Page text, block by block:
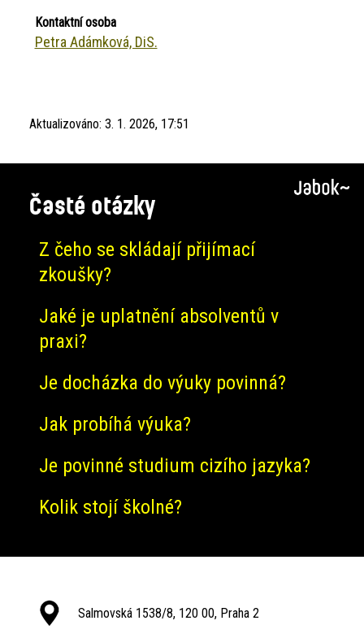
Kontaktní osoba
Petra Adámková, DiS.
Aktualizováno: 3. 1. 2026, 17:51
Časté otázky
Z čeho se skládají přijímací
zkoušky?
Jaké je uplatnění absolventů v
praxi?
Je docházka do výuky povinná?
Jak probíhá výuka?
Je povinné studium cizího jazyka?
Kolik stojí školné?
Salmovská 1538/8, 120 00, Praha 2